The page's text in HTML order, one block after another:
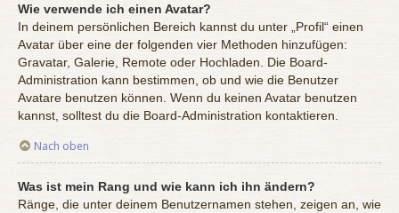
Wie verwende ich einen Avatar?
In deinem persönlichen Bereich kannst du unter „Profil“ einen
Avatar über eine der folgenden vier Methoden hinzufügen:
Gravatar, Galerie, Remote oder Hochladen. Die Board-
Administration kann bestimmen, ob und wie die Benutzer
Avatare benutzen können. Wenn du keinen Avatar benutzen
kannst, solltest du die Board-Administration kontaktieren.
Nach oben
Was ist mein Rang und wie kann ich ihn ändern?
Ränge, die unter deinem Benutzernamen stehen, zeigen an, wie